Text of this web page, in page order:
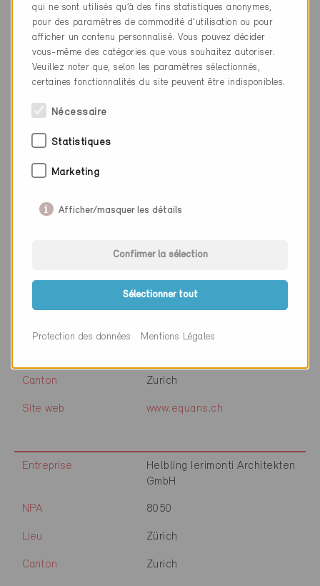
Canton Zurich
Site web www.amstein-walthert.ch
Entreprise
Canton Zurich
Equans Switzerland AG
Canton Zurich
Site web www.equans.ch
Entreprise
Helbling Ierimonti Architekten
GmbH
NPA 8050
Lieu Zürich
Canton Zurich
qui ne sont utilisés qu’à des fins statistiques anonymes,
pour des paramètres de commodité d’utilisation ou pour
afficher un contenu personnalisé. Vous pouvez décider
vous-même des catégories que vous souhaitez autoriser.
Veuillez noter que, selon les paramètres sélectionnés,
certaines fonctionnalités du site peuvent être indisponibles.
Nécessaire
Statistiques
Marketing
Afficher/masquer les détails
Confirmer la sélection
Sélectionner tout
Protection des données Mentions Légales